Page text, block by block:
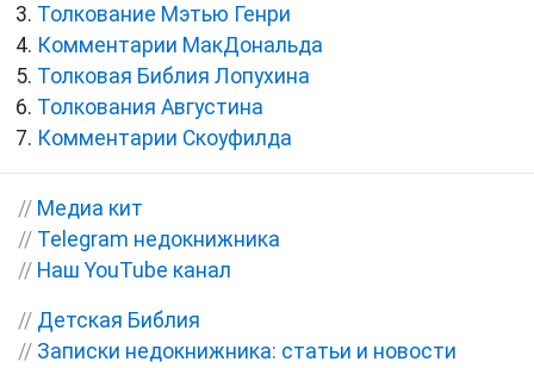
Толкование Мэтью Генри
Комментарии МакДональда
Толковая Библия Лопухина
Толкования Августина
Комментарии Скоуфилда
// Медиа кит
// Telegram недокнижника
// Наш YouTube канал
// Детская Библия
// Записки недокнижника: статьи и новости